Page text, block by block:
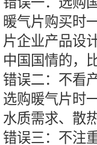
暖气片购买时
片企业产品设
中国国情的，
错误二：不看
选购暖气片时
水质需求、散
错误三：不注